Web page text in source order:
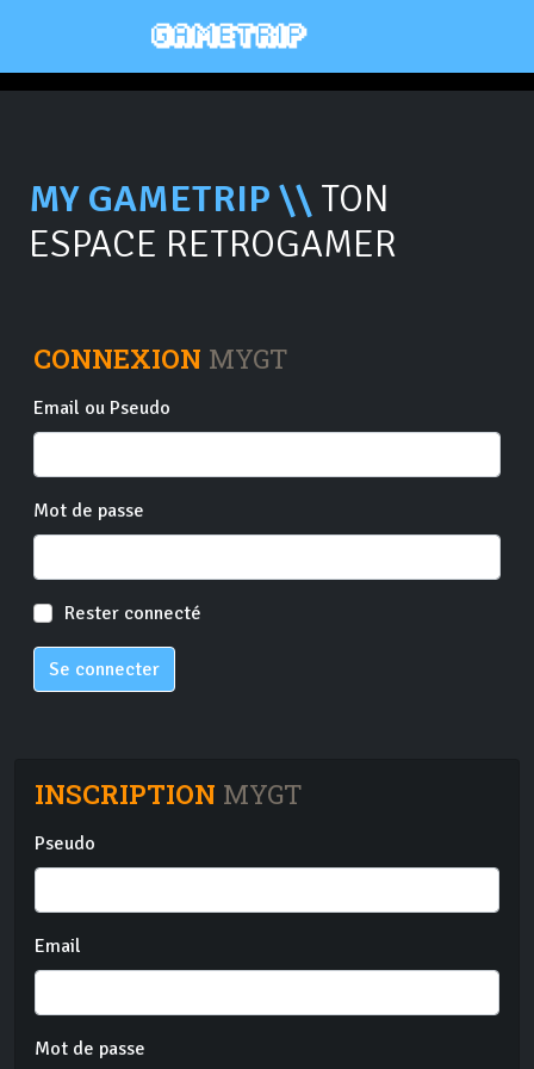
MY GAMETRIP \\ TON
ESPACE RETROGAMER
CONNEXION MYGT
Email ou Pseudo
Mot de passe
Rester connecté
Se connecter
INSCRIPTION MYGT
Pseudo
Email
Mot de passe